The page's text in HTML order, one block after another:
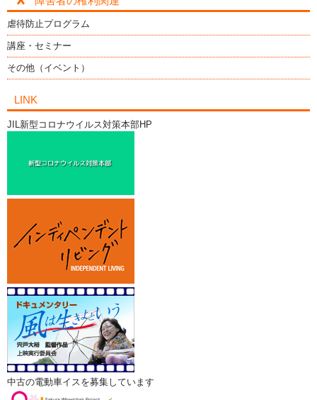
虐待防止プログラム
講座・セミナー
その他（イベント）
LINK
JIL新型コロナウイルス対策本部HP
中古の電動車イスを募集しています